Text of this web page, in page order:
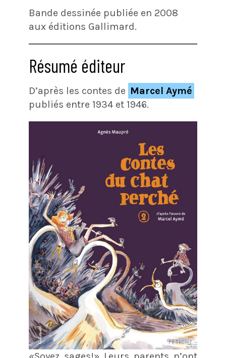
Bande dessinée publiée en 2008
aux éditions Gallimard.
Résumé éditeur
D’après les contes de Marcel Aymé
publiés entre 1934 et 1946.